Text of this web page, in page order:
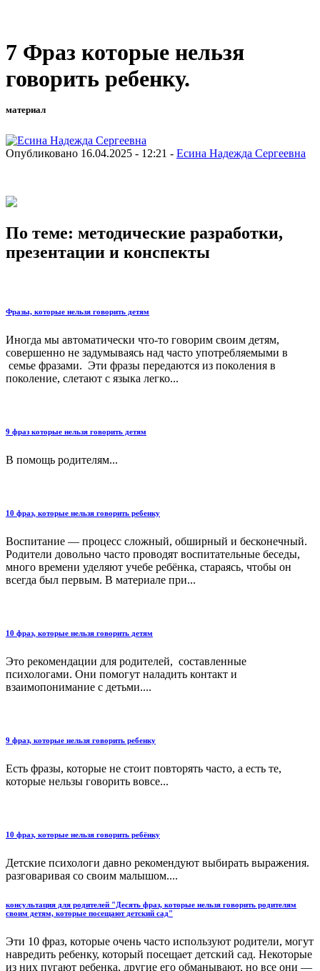
7 Фраз которые нельзя
говорить ребенку.
материал
Опубликовано 16.04.2025 - 12:21 - Есина Надежда Сергеевна
По теме: методические разработки,
презентации и конспекты
Фразы, которые нельзя говорить детям
Иногда мы автоматически что-то говорим cвоим детям,
совершенно не задумываясь над часто употребляемыми в
семье фразами. Эти фразы передаются из поколения в
поколение, слетают с языка легко...
9 фраз которые нельзя говорить детям
В помощь родителям...
10 фраз, которые нельзя говорить ребенку
Воспитание — процесс сложный, обширный и бесконечный.
Родители довольно часто проводят воспитательные беседы,
много времени уделяют учебе ребёнка, стараясь, чтобы он
всегда был первым. В материале при...
10 фраз, которые нельзя говорить детям
Это рекомендации для родителей, составленные
психологами. Они помогут наладить контакт и
взаимопонимание с детьми....
9 фраз, которые нельзя говорить ребенку
Есть фразы, которые не стоит повторять часто, а есть те,
которые нельзы говорить вовсе...
10 фраз, которые нельзя говорить ребёнку
Детские психологи давно рекомендуют выбирать выражения.
разговаривая со своим малышом....
консультация для родителей "Десять фраз, которые нельзя говорить родителям
своим детям, которые посещают детский сад"
Эти 10 фраз, которые очень часто используют родители, могут
навредить ребенку, который посещает детский сад. Некоторые
из них пугают ребенка, другие его обманывают, но все они —